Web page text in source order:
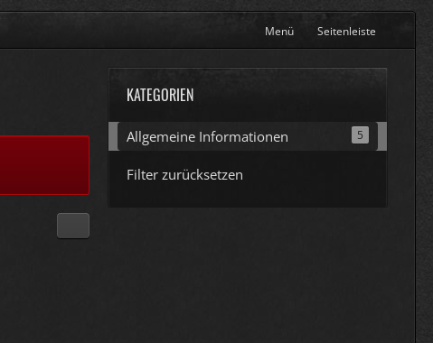
Menü Seitenleiste
KATEGORIEN
Allgemeine Informationen 5
Filter zurücksetzen